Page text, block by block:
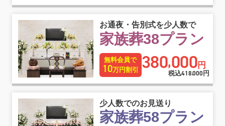
お通夜・告別式を少人数で
家族葬38プラン
無料会員で
10万円割引 380,000円
税込418,000 円
少人数でのお見送り
家族葬58プラン